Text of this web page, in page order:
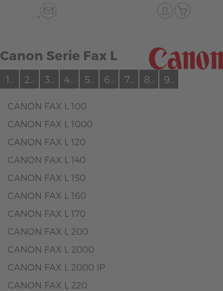
-->
Canon Serie Fax L
1.. 2.. 3.. 4.. 5.. 6.. 7.. 8.. 9..
CANON FAX L 100
CANON FAX L 1000
CANON FAX L 120
CANON FAX L 140
CANON FAX L 150
CANON FAX L 160
CANON FAX L 170
CANON FAX L 200
CANON FAX L 2000
CANON FAX L 2000 IP
CANON FAX L 220